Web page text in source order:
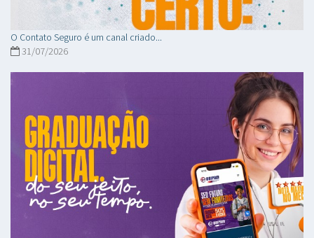
O Contato Seguro é um canal criado...
31/07/2026